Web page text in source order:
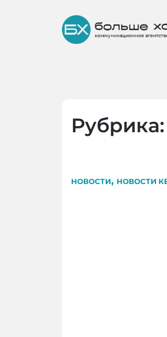
Рубрика:
НОВОСТИ, НОВОСТИ